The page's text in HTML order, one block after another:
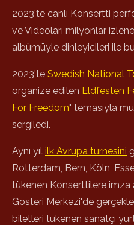
2023'te canlı Konsertti
ve Videoları milyonlar
albümüyle dinleyicileri ile
2023'te Swedish National
organize edilen Eldfesten
For Freedom" temasıyla
sergiledi.
Aynı yıl ilk Avrupa turnesini
Rotterdam, Bern, Köln,
tükenen Konserttilere imza
Gösteri Merkezi'de
biletleri tükenen sanatçı